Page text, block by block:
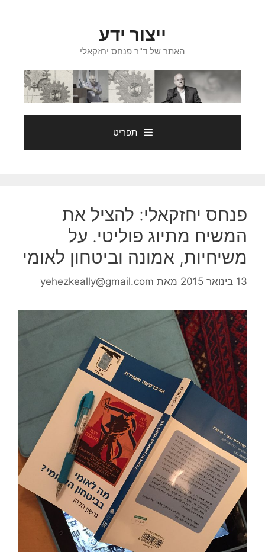
ייצור ידע
האתר של ד"ר פנחס יחזקאלי
תפריט
פנחס יחזקאלי: להציל את
המשיח מתיוג פוליטי. על
משיחיות, אמונה וביטחון לאומי
13 בינואר 2015 מאת yehezkeally@gmail.com